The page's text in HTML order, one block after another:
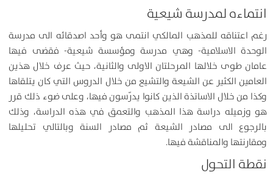
انتماءه لمدرسة شيعية
رغم اعتناقه للمذهب المالكي انتمى هو وأحد اصدقائه الى مدرسة
الوحدة الاسلامية- وهي مدرسة ومؤسسة شيعية- فقضى فيها
عامان طوى خلالها المرحلتان الاولى والثانية، حيث عرف خلال هذين
العامين الكثير عن الشيعة والتشيع من خلال الدروس التي كان يتلقاها
وكذا من خلال الاساتذة الذين كانوا يدرّسون فيها، وعلى ضوء ذلك قرر
هو وزميله دراسة هذا المذهب والتعمق في هذه الدراسة، وذلك
بالرجوع الى مصادر الشيعة ثم مصادر السنة وبالتالي تحليلها
ومقارنتها والمناقشة فيها.
نقطة التحول